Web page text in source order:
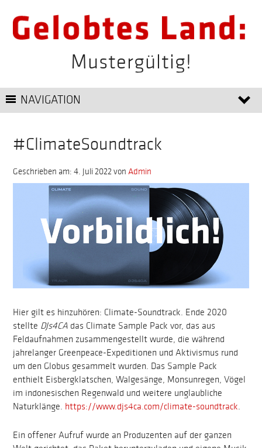
Mustergültig!
NAVIGATION
#ClimateSoundtrack
Geschrieben am: 4. Juli 2022 von Admin
Hier gilt es hinzuhören: Climate-Soundtrack. Ende 2020
stellte DJs4CA das Climate Sample Pack vor, das aus
Feldaufnahmen zusammengestellt wurde, die während
jahrelanger Greenpeace-Expeditionen und Aktivismus rund
um den Globus gesammelt wurden. Das Sample Pack
enthielt Eisbergklatschen, Walgesänge, Monsunregen, Vögel
im indonesischen Regenwald und weitere unglaubliche
Naturklänge. https://www.djs4ca.com/climate-soundtrack.
Ein offener Aufruf wurde an Produzenten auf der ganzen